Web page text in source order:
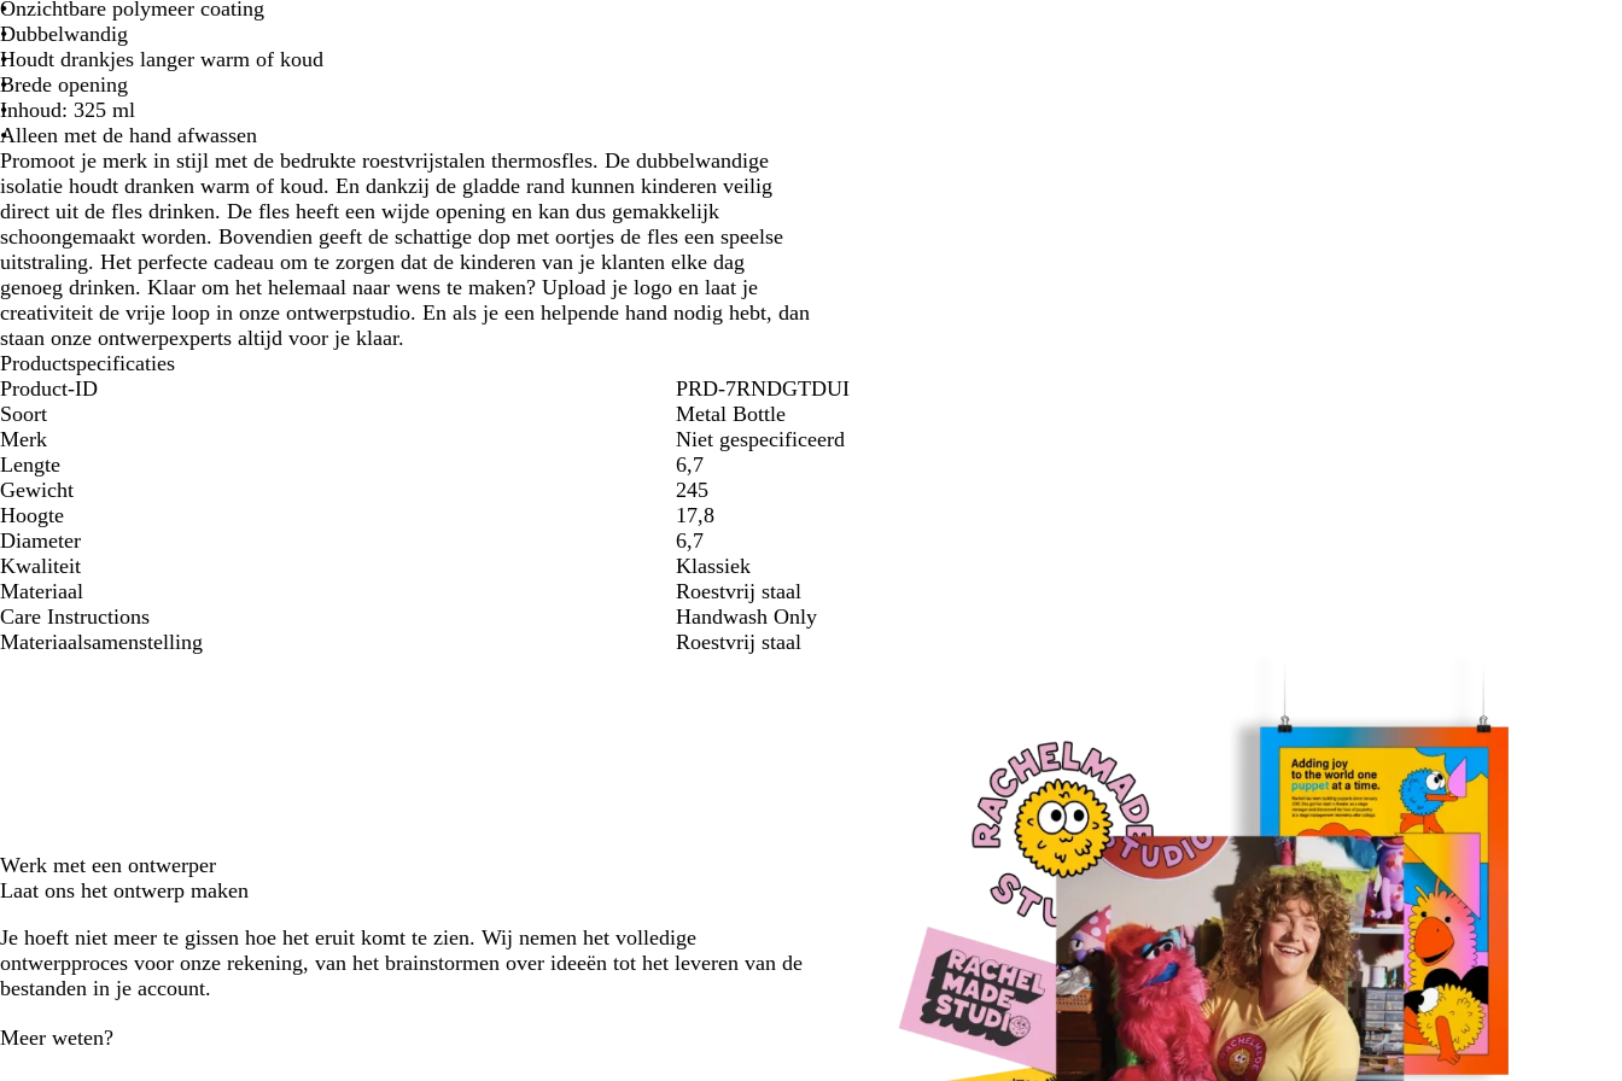
Onzichtbare polymeer coating
Dubbelwandig
Houdt drankjes langer warm of koud
Brede opening
Inhoud: 325 ml
Alleen met de hand afwassen
Promoot je merk in stijl met de bedrukte roestvrijstalen thermosfles. De dubbelwandige
isolatie houdt dranken warm of koud. En dankzij de gladde rand kunnen kinderen veilig
direct uit de fles drinken. De fles heeft een wijde opening en kan dus gemakkelijk
schoongemaakt worden. Bovendien geeft de schattige dop met oortjes de fles een speelse
uitstraling. Het perfecte cadeau om te zorgen dat de kinderen van je klanten elke dag
genoeg drinken. Klaar om het helemaal naar wens te maken? Upload je logo en laat je
creativiteit de vrije loop in onze ontwerpstudio. En als je een helpende hand nodig hebt, dan
staan onze ontwerpexperts altijd voor je klaar.
Productspecificaties
Product-ID
PRD-7RNDGTDUI
Soort
Metal Bottle
Merk
Niet gespecificeerd
Lengte
6,7
Gewicht
245
Hoogte
17,8
Diameter
6,7
Kwaliteit
Klassiek
Materiaal
Roestvrij staal
Care Instructions
Handwash Only
Materiaalsamenstelling
Roestvrij staal
Werk met een ontwerper
Laat ons het ontwerp maken
Je hoeft niet meer te gissen hoe het eruit komt te zien. Wij nemen het volledige
ontwerpproces voor onze rekening, van het brainstormen over ideeën tot het leveren van de
bestanden in je account.
Meer weten?